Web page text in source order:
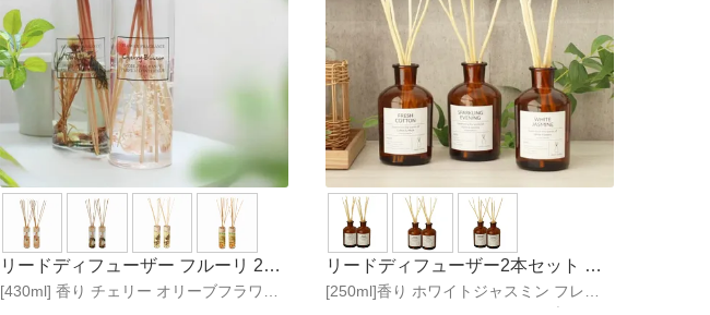
[430ml] 香り チェリー オリーブフラワー
リードディフューザー フルーリ 2個
セット
[250ml]香り ホワイトジャスミン フレッ
リードディフューザー2本セット ブ
ランチ